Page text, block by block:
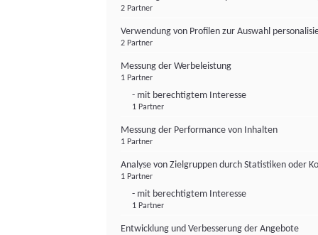
2 Partner
Verwendung von Profilen zur Auswahl
2 Partner
Messung der Werbeleistung
1 Partner
- mit berechtigtem Interesse
1 Partner
Messung der Performance von Inhalten
1 Partner
Analyse von Zielgruppen durch Statistiken oder
1 Partner
- mit berechtigtem Interesse
1 Partner
Entwicklung und Verbesserung der Angebote